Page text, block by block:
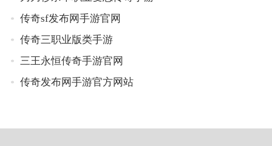
传奇sf发布网手游官网
传奇三职业版类手游
三王永恒传奇手游官网
传奇发布网手游官方网站